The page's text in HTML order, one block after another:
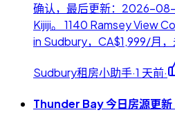
确认，最后更新：2026-
Kijiji。 1140 Ramsey View
in Sudbury，CA$1,999/月
Sudbury租房小助手·1 天前·
Thunder Bay 今日房源更